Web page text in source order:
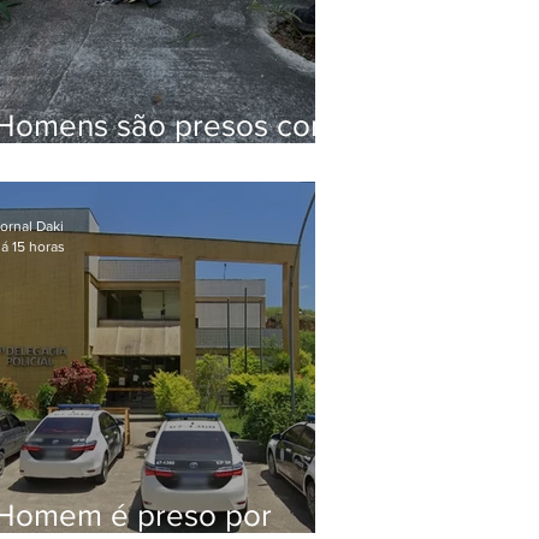
são presos com
Brejal
é preso por
Daki
15 horas